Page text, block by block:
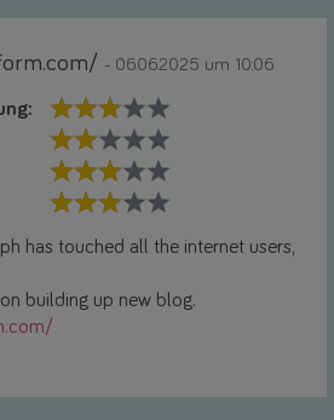
- 06.06.2025 um 10:06
has touched all the internet users,
building up new blog.